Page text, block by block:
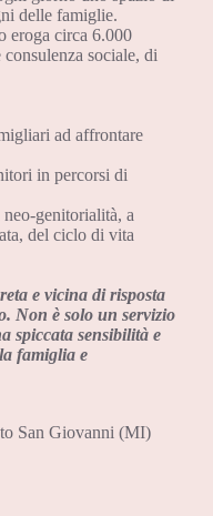
delle famiglie.
eroga circa 6.000
sociale, di
ad affrontare
in percorsi di
genitorialità, a
del ciclo di vita
e vicina di risposta
Non è solo un servizio
spiccata sensibilità e
famiglia e
San Giovanni (MI)